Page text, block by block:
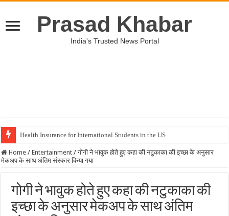
Prasad Khabar
India's Trusted News Portal
Health Insurance for International Students in the US
Home / Entertainment / गोगी ने भावुक होते हुए कहा की नटुकाका की इच्छा के अनुसार
मेकअप के साथ अंतिम संस्कार किया गया
गोगी ने भावुक होते हुए कहा की नटुकाका की
इच्छा के अनुसार मेकअप के साथ अंतिम